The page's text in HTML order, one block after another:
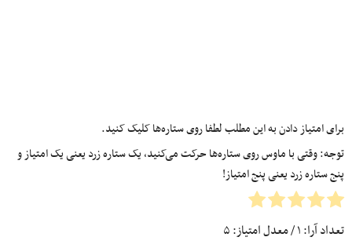
برای امتیاز دادن به این مطلب لطفا روی ستاره‌ها کلیک کنید.
توجه: وقتی با ماوس روی ستاره‌ها حرکت می‌کنید، یک ستاره زرد یعنی یک امتیاز و
پنج ستاره زرد یعنی پنج امتیاز!
تعداد آرا:۱/ معدل امتیاز:۵